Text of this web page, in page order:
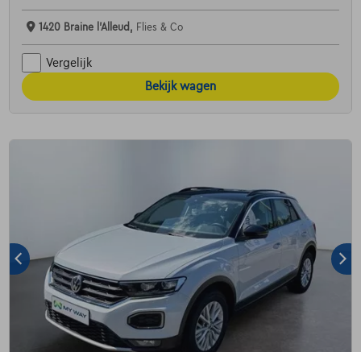
1420 Braine l'Alleud, Flies & Co
Vergelijk
Bekijk wagen